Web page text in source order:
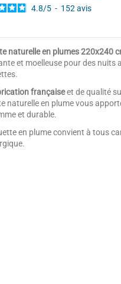
4.8/5 - 152 avis
naturelle en plumes 220x240
et moelleuse pour des nuits
françaiseet de qualité
naturelle en plume vous
et durable.
en plume convient à tous